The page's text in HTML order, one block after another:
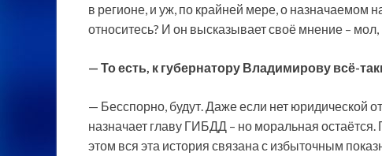
в регионе, и уж, по крайней мере, о назначаемом
относитесь? И он высказывает своё мнение –
— То есть, к губернатору Владимирову всё-
— Бесспорно, будут. Даже если нет юридической
назначает главу ГИБДД – но моральная
этом вся эта история связана с избыточным